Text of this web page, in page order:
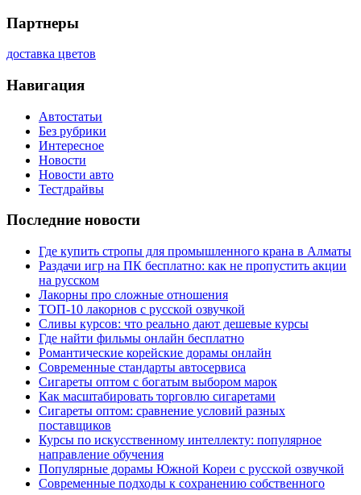
Партнеры
доставка цветов
Навигация
Автостатьи
Без рубрики
Интересное
Новости
Новости авто
Тестдрайвы
Последние новости
Где купить стропы для промышленного крана в Алматы
Раздачи игр на ПК бесплатно: как не пропустить акции
на русском
Лакорны про сложные отношения
ТОП-10 лакорнов с русской озвучкой
Сливы курсов: что реально дают дешевые курсы
Где найти фильмы онлайн бесплатно
Романтические корейские дорамы онлайн
Современные стандарты автосервиса
Сигареты оптом с богатым выбором марок
Как масштабировать торговлю сигаретами
Сигареты оптом: сравнение условий разных
поставщиков
Курсы по искусственному интеллекту: популярное
направление обучения
Популярные дорамы Южной Кореи с русской озвучкой
Современные подходы к сохранению собственного